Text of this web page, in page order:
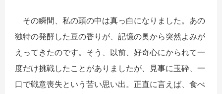
その瞬間、私の頭の中は真っ白になりました。あの
独特の発酵した豆の香りが、記憶の奥から突然よみが
えってきたのです。そう、以前、好奇心にかられて一
度だけ挑戦したことがありましたが、見事に玉砕、一
口で戦意喪失という苦い思い出。正直に言えば、食べ